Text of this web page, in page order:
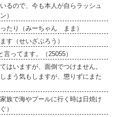
るので、今も本人が自らラッシュ
）
たり（みーちゃん まま）
す（せいざぶろう）
ってます。（25055）
はいますが、面倒でつけません。
まう気もしますが、懲りずにまた
族で海やプールに行く時は日焼け
）